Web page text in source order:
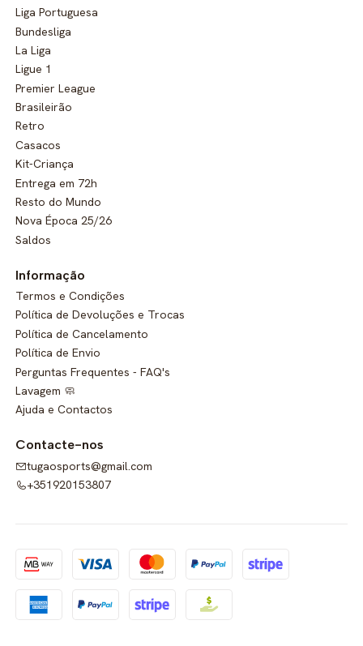
Liga Portuguesa
Bundesliga
La Liga
Ligue 1
Premier League
Brasileirão
Retro
Casacos
Kit-Criança
Entrega em 72h
Resto do Mundo
Nova Época 25/26
Saldos
Informação
Termos e Condições
Política de Devoluções e Trocas
Política de Cancelamento
Política de Envio
Perguntas Frequentes - FAQ's
Lavagem 🧼
Ajuda e Contactos
Contacte-nos
tugaosports@gmail.com
+351920153807